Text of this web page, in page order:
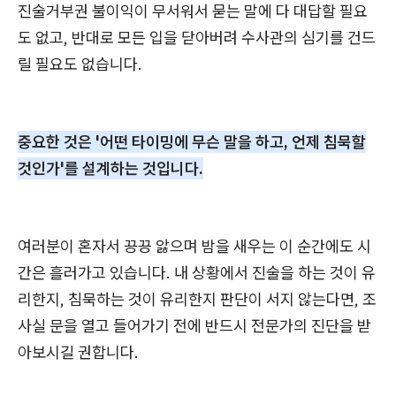
진술거부권 불이익이 무서워서 묻는 말에 다 대답할 필요
도 없고, 반대로 모든 입을 닫아버려 수사관의 심기를 건드
릴 필요도 없습니다.
중요한 것은 '어떤 타이밍에 무슨 말을 하고, 언제 침묵할
것인가'를 설계하는 것입니다.
여러분이 혼자서 끙끙 앓으며 밤을 새우는 이 순간에도 시
간은 흘러가고 있습니다. 내 상황에서 진술을 하는 것이 유
리한지, 침묵하는 것이 유리한지 판단이 서지 않는다면, 조
사실 문을 열고 들어가기 전에 반드시 전문가의 진단을 받
아보시길 권합니다.